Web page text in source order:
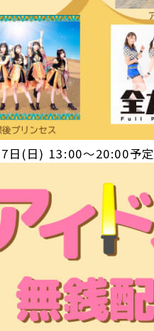
日(日) 13:00～20:00予定